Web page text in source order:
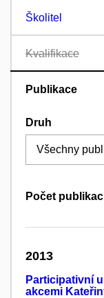
Školitel
Kvalifikace
Publikace
Druh
Počet
2013
Participativní
akcemi